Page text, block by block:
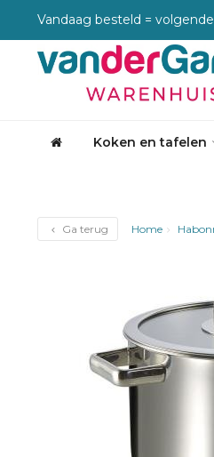
Vandaag besteld =
Koken en tafelen
Ga terug Home